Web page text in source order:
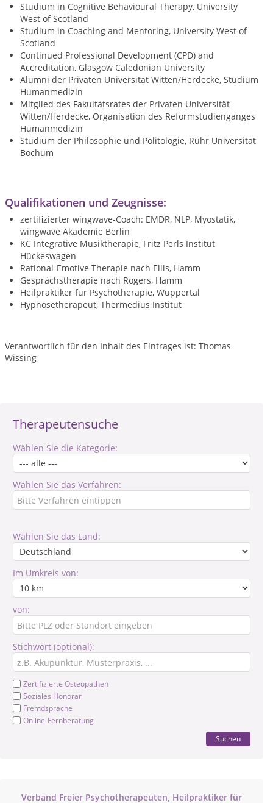
Therapeutensuche
Wählen Sie die Kategorie:
Wählen Sie das Verfahren:
Wählen Sie das Land:
Im Umkreis von:
von:
Stichwort (optional):
Zertifizierte Osteopathen
Soziales Honorar
Fremdsprache
Online-Fernberatung
Suchen
Verband Freier Psychotherapeuten, Heilpraktiker für
Studium in Cognitive Behavioural Therapy, University
West of Scotland
Studium in Coaching and Mentoring, University West of
Scotland
Continued Professional Development (CPD) and
Accreditation, Glasgow Caledonian University
Alumni der Privaten Universität Witten/Herdecke, Studium
Humanmedizin
Mitglied des Fakultätsrates der Privaten Universität
Witten/Herdecke, Organisation des Reformstudienganges
Humanmedizin
Studium der Philosophie und Politologie, Ruhr Universität
Bochum
Qualifikationen und Zeugnisse:
zertifizierter wingwave-Coach: EMDR, NLP, Myostatik,
wingwave Akademie Berlin
KC Integrative Musiktherapie, Fritz Perls Institut
Hückeswagen
Rational-Emotive Therapie nach Ellis, Hamm
Gesprächstherapie nach Rogers, Hamm
Heilpraktiker für Psychotherapie, Wuppertal
Hypnosetherapeut, Thermedius Institut
Verantwortlich für den Inhalt des Eintrages ist: Thomas
Wissing